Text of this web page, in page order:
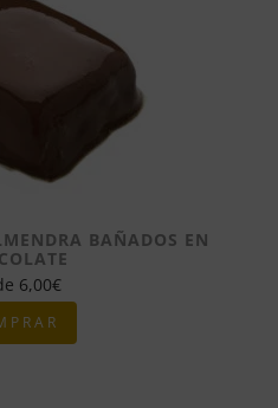
BAÑADOS EN
6,00€